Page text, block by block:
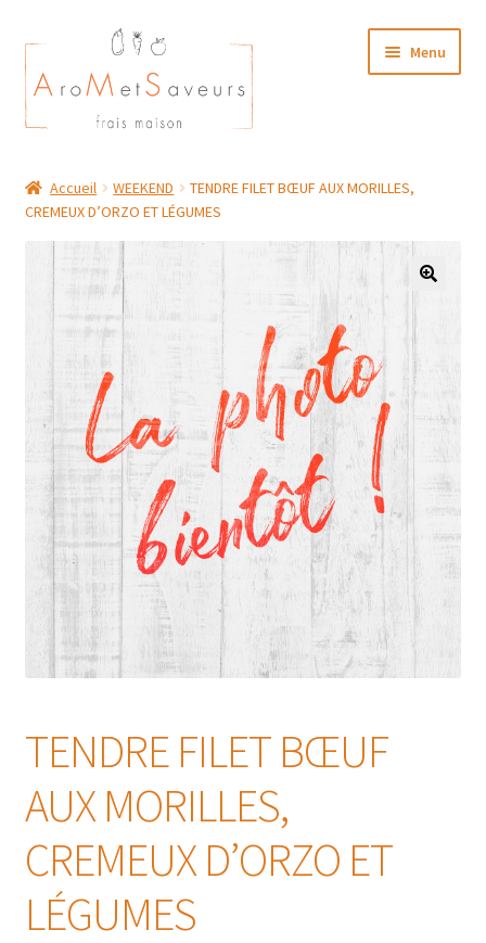
Aller
à
la
navigation
Aller
au
contenu
Menu
Plat du Jour/ Menu Week end
NOS BOUTIQUES
MON COMPTE
Accueil WEEKEND
TENDRE FILET BŒUF AUX MORILLES,
CREMEUX D’ORZO ET LÉGUMES
TENDRE FILET BŒUF
AUX MORILLES,
CREMEUX D’ORZO ET
LÉGUMES